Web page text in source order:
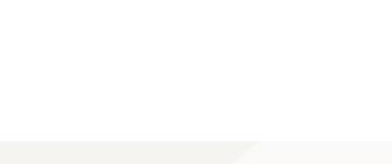
店開業｜居抜き店